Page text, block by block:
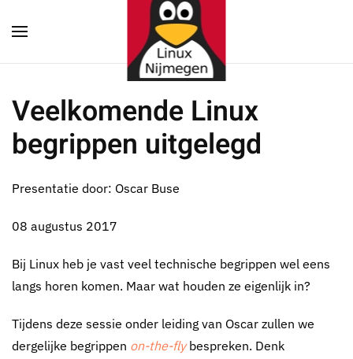
Terug naar hoofdinhoud
Veelkomende Linux
begrippen uitgelegd
Presentatie door: Oscar Buse
08 augustus 2017
Bij Linux heb je vast veel technische begrippen wel eens
langs horen komen. Maar wat houden ze eigenlijk in?
Tijdens deze sessie onder leiding van Oscar zullen we
dergelijke begrippen on-the-flybespreken. Denk